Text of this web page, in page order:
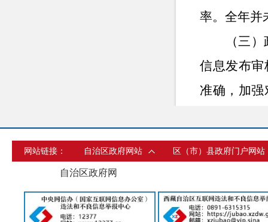
率。全年并
（三）
信息发布
准确，加
（四）
财政预决
贫救助等
知情权。
网站链接： 自治区政府网站 区（市）县政府门户网站
自治区政府网